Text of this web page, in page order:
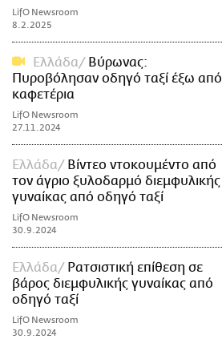
LifO Newsroom
8.2.2025
Ελλάδα
Βύρωνας:
Πυροβόλησαν οδηγό ταξί έξω από
καφετέρια
LifO Newsroom
27.11.2024
Ελλάδα
Βίντεο ντοκουμέντο από
τον άγριο ξυλοδαρμό διεμφυλικής
γυναίκας από οδηγό ταξί
LifO Newsroom
30.9.2024
Ελλάδα
Ρατσιστική επίθεση σε
βάρος διεμφυλικής γυναίκας από
οδηγό ταξί
LifO Newsroom
30.9.2024